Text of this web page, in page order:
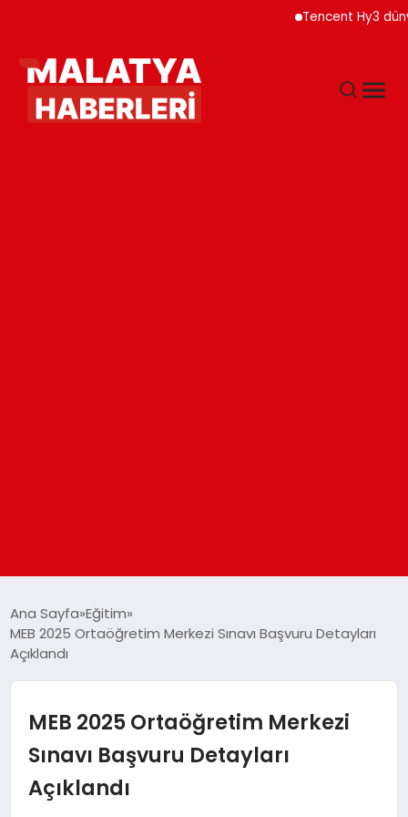
Tencent Hy3 dünya
GÜNDEM
DÜNYA
EĞITIM
Ana Sayfa Eğitim
MEB 2025 Ortaöğretim Merkezi Sınavı Başvuru Detayları
Açıklandı
MEB 2025 Ortaöğretim Merkezi
Sınavı Başvuru Detayları
Açıklandı